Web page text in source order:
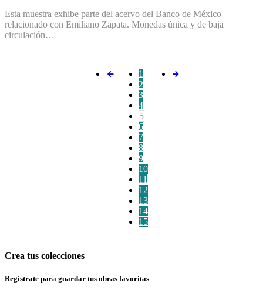
Esta muestra exhibe parte del acervo del Banco de México
relacionado con Emiliano Zapata. Monedas única y de baja
circulación…
1
2
3
4
5
6
7
8
9
10
11
12
13
14
15
Crea tus colecciones
Regístrate para guardar tus obras favoritas